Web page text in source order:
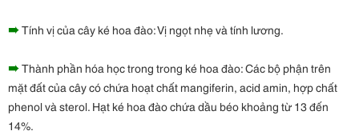
➠Tính vị của cây ké hoa đào: Vị ngọt nhẹ và tính lương.
➠Thành phần hóa học trong trong ké hoa đào: Các bộ phận trên
mặt đất của cây có chứa hoạt chất mangiferin, acid amin, hợp chất
phenol và sterol. Hạt ké hoa đào chứa dầu béo khoảng từ 13 đến
14%.